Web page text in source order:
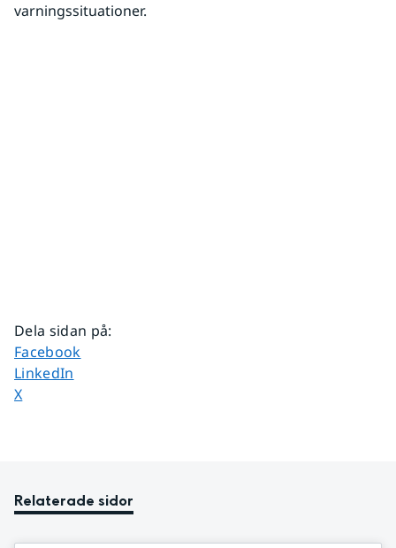
varningssituationer.
Dela sidan på:
Dela sidan på
Facebook
Dela sidan på
LinkedIn
Dela sidan på
X
Relaterade sidor